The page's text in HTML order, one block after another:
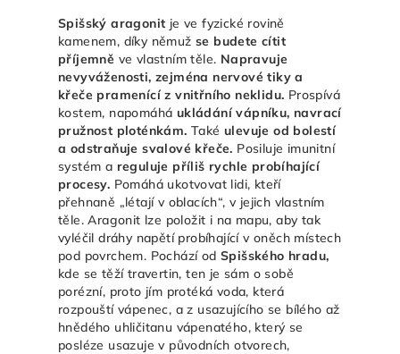
Spišský aragonit je ve fyzické rovině
kamenem, díky němuž se budete cítit
příjemně ve vlastním těle. Napravuje
nevyváženosti, zejména nervové tiky a
křeče pramenící z vnitřního neklidu. Prospívá
kostem, napomáhá ukládání vápníku, navrací
pružnost ploténkám. Také ulevuje od bolestí
a odstraňuje svalové křeče. Posiluje imunitní
systém a reguluje příliš rychle probíhající
procesy. Pomáhá ukotvovat lidi, kteří
přehnaně „létají v oblacích“, v jejich vlastním
těle. Aragonit lze položit i na mapu, aby tak
vyléčil dráhy napětí probíhající v oněch místech
pod povrchem. Pochází od Spišského hradu,
kde se těží travertin, ten je sám o sobě
porézní, proto jím protéká voda, která
rozpouští vápenec, a z usazujícího se bílého až
hnědého uhličitanu vápenatého, který se
posléze usazuje v původních otvorech,